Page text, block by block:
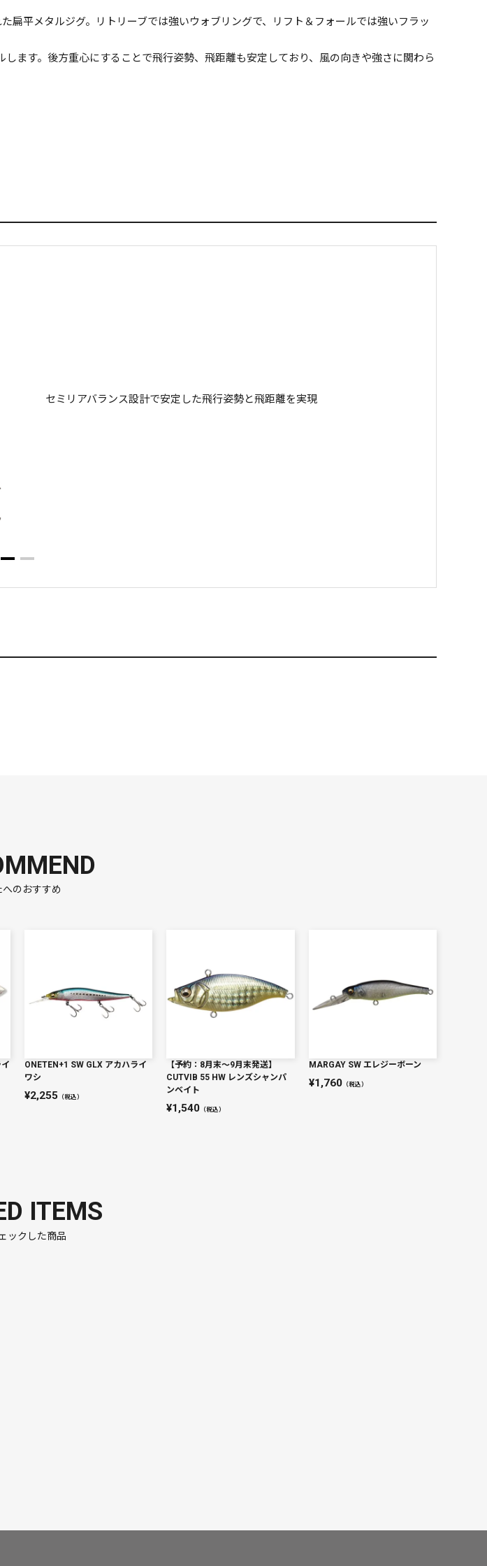
扁平メタルジグ。リトリーブでは強いウォブリングで、リフト＆フォールでは強いフラッ
ます。後方重心にすることで飛行姿勢、飛距離も安定しており、風の向きや強さに関わら
セミリアバランス設計で安定した飛行姿勢と飛距離を実現
へのおすすめ
ONETEN+1 SW GLX アカハライ
ワシ
2,255（税込）
【予約：8月末〜9月末発送】
CUTVIB 55 HW レンズシャンパ
ンベイト
1,540 （税込）
MARGAY SW エレジーボーン
1,760（税込）
ITEMS
ックした商品